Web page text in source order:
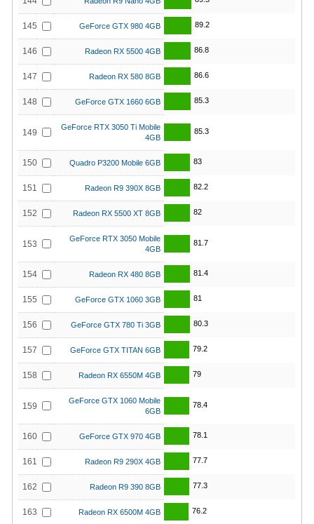
145 GeForce GTX 980 4GB 89.2
146 Radeon RX 5500 4GB 86.8
147 Radeon RX 580 8GB 86.6
148 GeForce GTX 1660 6GB 85.3
149
GeForce RTX 3050 Ti Mobile
4GB
85.3
150 Quadro P3200 Mobile 6GB 83
151 Radeon R9 390X 8GB 82.2
152 Radeon RX 5500 XT 8GB 82
153
GeForce RTX 3050 Mobile
4GB
81.7
154 Radeon RX 480 8GB 81.4
155 GeForce GTX 1060 3GB 81
156 GeForce GTX 780 Ti 3GB 80.3
157 GeForce GTX TITAN 6GB 79.2
158 Radeon RX 6550M 4GB 79
159
GeForce GTX 1060 Mobile
6GB
78.4
160 GeForce GTX 970 4GB 78.1
161 Radeon R9 290X 4GB 77.7
162 Radeon R9 390 8GB 77.3
163 Radeon RX 6500M 4GB 76.2